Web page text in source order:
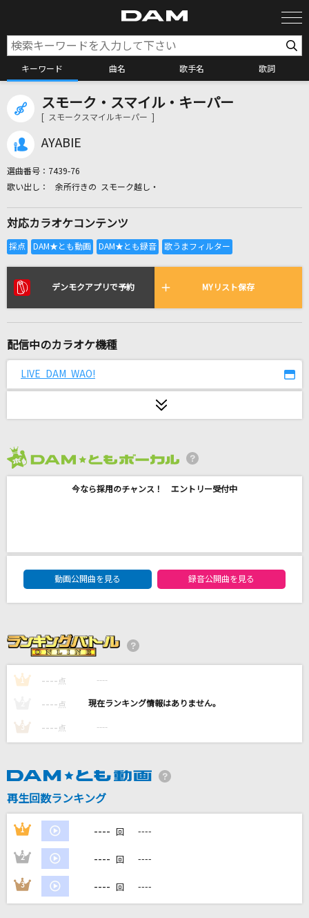
キーワード 曲名 歌手名 歌詞
カラオケ検索
全国りれき
リアルタイムで歌われている曲の一覧
小さな恋のうた
踊り子
every little thing every precious thing
尾崎豊
アンパンマンたいそう
ドリーミング
POP STAR
斉藤和義
カラオケ最新情報をチェック！
スモーク・スマイル・キーパー
[ スモークスマイルキーパー ]
AYABIE
選曲番号： 7439-76
余所行きの スモーク越し・
対応カラオケコンテンツ
デンモクアプリで予約 MYリスト保存
配信中のカラオケ機種
LIVE DAM WAO!
今なら採用のチャンス！ エントリー受付中
DAM★ともボーカルエントリーランキング
動画公開曲を見る
録音公開曲を見る
1 ---- 点 ----
---- 点 ----
3 ---- 点 ----
再生回数ランキング
1 ---- 回 ----
2 ---- 回 ----
3 ---- 回 ----